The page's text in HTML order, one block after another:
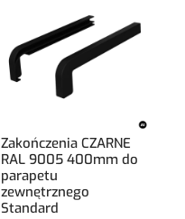
Zakończenia CZARNE
RAL 9005 400mm do
parapetu
zewnętrznego
Standard